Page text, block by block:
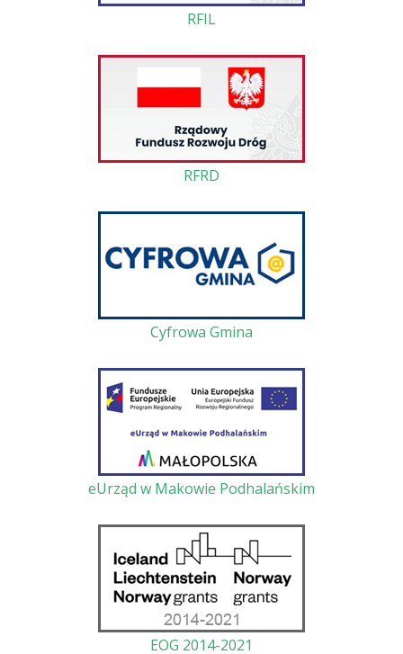
RFIL
RFRD
Cyfrowa Gmina
eUrząd w Makowie Podhalańskim
EOG 2014-2021